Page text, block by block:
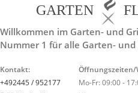
GARTEN
Willkommen im Garten- und
Nummer 1 für alle Garten-
Kontakt:
+492445 / 952177
Öffnungszeiten/
Mo-Fr: 09:00 -